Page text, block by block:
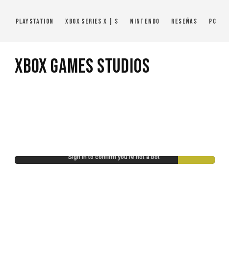
PlayStation Xbox Series X | S Nintendo Reseñas PC
Xbox Games Studios